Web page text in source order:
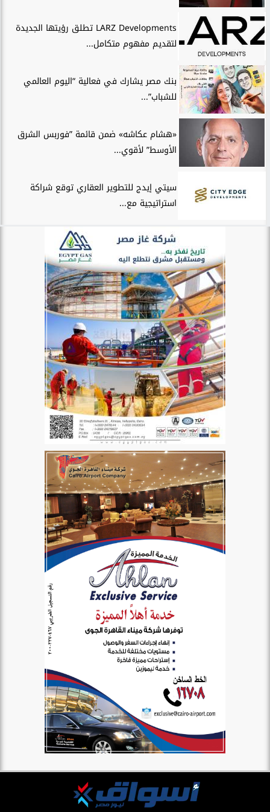
LARZ Developments تطلق رؤيتها الجديدة
لتقديم مفهوم متكامل...
بنك مصر يشارك في فعالية “اليوم العالمي
للشباب”...
«هشام عكاشه» ضمن قائمة ”فوربس الشرق
الأوسط” لأقوي...
سيتي إيدج للتطوير العقاري توقع شراكة
استراتيجية مع...